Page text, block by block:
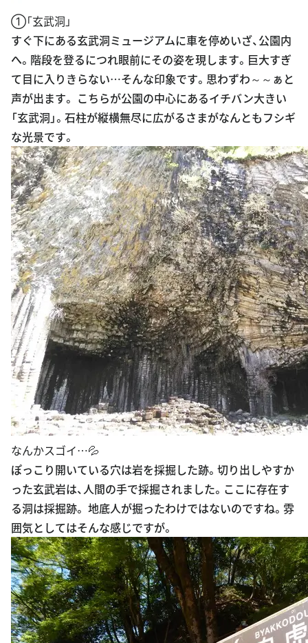
①「玄武洞」
すぐ下にある玄武洞ミュージアムに車を停めいざ、公園内
へ。階段を登るにつれ眼前にその姿を現します。巨大すぎ
て目に入りきらない…そんな印象です。思わずわ～～ぁと
声が出ます。 こちらが公園の中心にあるイチバン大きい
「玄武洞」。石柱が縦横無尽に広がるさまがなんともフシギ
な光景です。
なんかスゴイ…💦
ぽっこり開いている穴は岩を採掘した跡。切り出しやすか
った玄武岩は、人間の手で採掘されました。ここに存在す
る洞は採掘跡。 地底人が掘ったわけではないのですね。雰
囲気としてはそんな感じですが。